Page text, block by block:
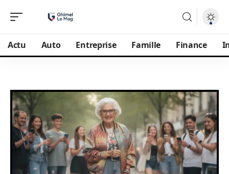
Actu Auto Entreprise Famille Finance